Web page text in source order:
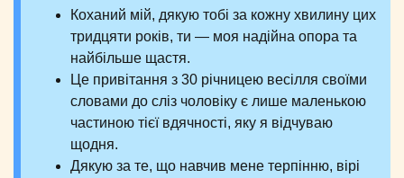
Коханий мій, дякую тобі за кожну хвилину цих
тридцяти років, ти — моя надійна опора та
найбільше щастя.
Це привітання з 30 річницею весілля своїми
словами до сліз чоловіку є лише маленькою
частиною тієї вдячності, яку я відчуваю
щодня.
Дякую за те, що навчив мене терпінню, вірі